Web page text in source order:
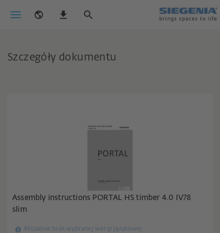
Szczegóły dokumentu
Assembly instructions PORTAL HS timber 4.0 IV78
slim
Aktualnie brak wybranej wersji językowej